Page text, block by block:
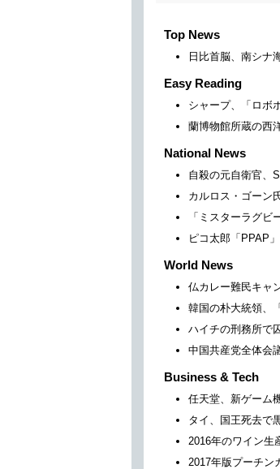
Top News
日比首脳、南シナ
Easy Reading
シャープ、「ロボ
蘭博物館所蔵の西
National News
自殺の元自衛官、
カルロス・ゴーン
「ミスターラグビ
ピコ太郎「PPAP
World News
仏カレー難民キャ
韓国の朴大統領、
ハイチの刑務所で
中国共産党全体会
Business & Tech
任天堂、新ゲーム
タイ、国王死去で
2016年のワイン生
2017年版プーチン